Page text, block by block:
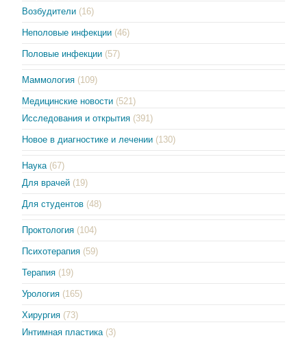
Возбудители (16)
Неполовые инфекции (46)
Половые инфекции (57)
Маммология (109)
Медицинские новости (521)
Исследования и открытия (391)
Новое в диагностике и лечении (130)
Наука (67)
Для врачей (19)
Для студентов (48)
Проктология (104)
Психотерапия (59)
Терапия (19)
Урология (165)
Хирургия (73)
Интимная пластика (3)